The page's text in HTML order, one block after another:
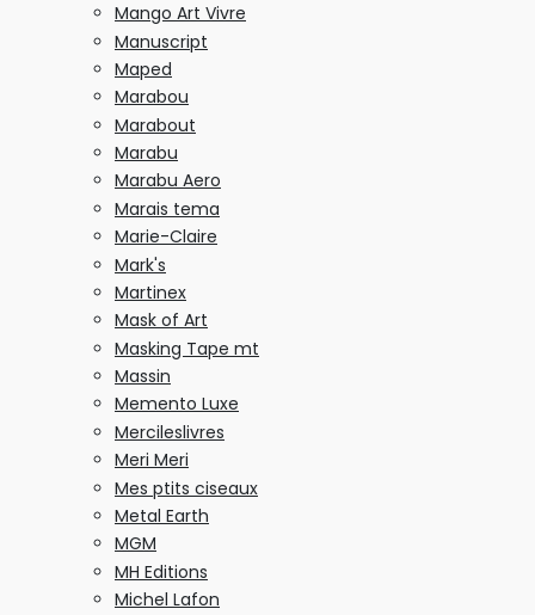
Mango Art Vivre
Manuscript
Maped
Marabou
Marabout
Marabu
Marabu Aero
Marais tema
Marie-Claire
Mark's
Martinex
Mask of Art
Masking Tape mt
Massin
Memento Luxe
Mercileslivres
Meri Meri
Mes ptits ciseaux
Metal Earth
MGM
MH Editions
Michel Lafon